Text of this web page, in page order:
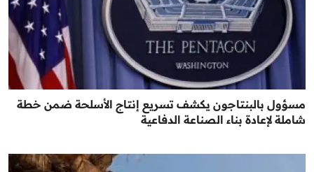
مسؤول بالبنتاجون يكشف تسريع إنتاج الأسلحة ضمن خطة
شاملة لإعادة بناء الصناعة الدفاعية